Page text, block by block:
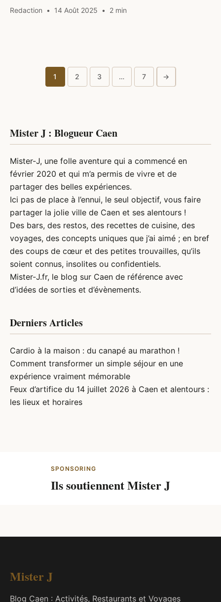
Redaction 14 Août 2025 2 min
Pagination
1 2 3 … 7 →
Mister J : Blogueur Caen
Mister-J, une folle aventure qui a commencé en
février 2020 et qui m’a permis de vivre et de
partager des belles expériences.
Ici pas de place à l’ennui, le seul objectif, vous faire
partager la jolie ville de Caen et ses alentours !
Des bars, des restos, des recettes de cuisine, des
voyages, des concepts uniques que j’ai aimé ; en bref
des coups de cœur et des petites trouvailles, qu’ils
soient connus, insolites ou confidentiels.
Mister-J.fr, le blog sur Caen de référence avec
d’idées de sorties et d’évènements.
Derniers Articles
Cardio à la maison : du canapé au marathon !
Comment transformer un simple séjour en une
expérience vraiment mémorable
Feux d’artifice du 14 juillet 2026 à Caen et alentours :
les lieux et horaires
SPONSORING
Ils soutiennent Mister J
Mister J
Blog Caen : Activités, Restaurants et Voyages